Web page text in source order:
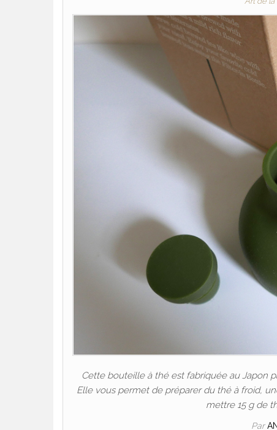
Cette bouteille à thé est fabriquée au Japon
Elle vous permet de préparer du thé à froid,
mettre 15 g de
Par